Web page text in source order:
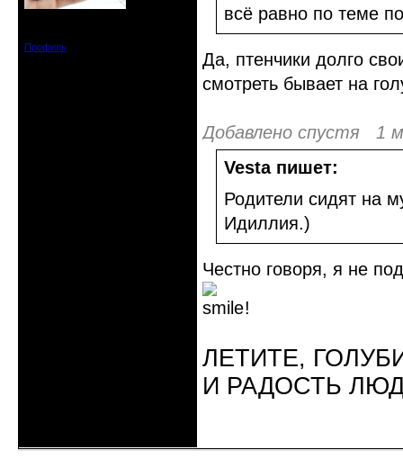
Профиль
всё равно по теме
Да, птенчики долго
смотреть бывает на
Добавлено спустя 1
Vesta пишет:
Родители сидят на
Идиллия.)
Честно говоря, я не
!
ЛЕТИТЕ,
И РАДОСТЬ